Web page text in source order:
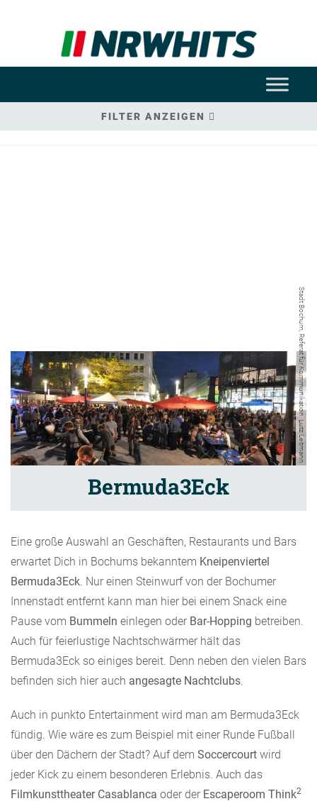
FILTER ANZEIGEN
Stadt Bochum, Referat für Kommunikation, Lutz Leitmann
Bermuda3Eck
Eine große Auswahl an Geschäften, Restaurants und Bars
erwartet Dich in Bochums bekanntem Kneipenviertel
Bermuda3Eck . Nur einen Steinwurf von der Bochumer
Innenstadt entfernt kann man hier bei einem Snack eine
Pause vom Bummeln einlegen oder Bar-Hopping betreiben.
Auch für feierlustige Nachtschwärmer hält das
Bermuda3Eck so einiges bereit. Denn neben den vielen Bars
befinden sich hier auch angesagte Nachtclubs
Auch in punkto Entertainment wird man am Bermuda3Eck
fündig. Wie wäre es zum Beispiel mit einer Runde Fußball
über den Dächern der Stadt? Auf dem Soccercourt wird
jeder Kick zu einem besonderen Erlebnis. Auch das
Filmkunsttheater Casablanca oder der Escaperoom Think2